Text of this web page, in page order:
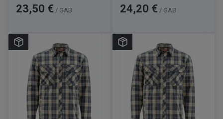
Cena
23,50 € / GAB
Cena
24,20 € / GAB